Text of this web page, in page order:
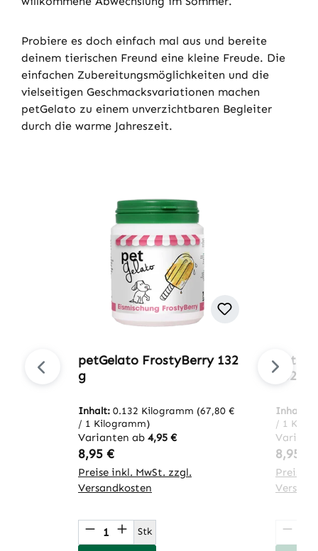
Probiere es doch einfach mal aus und bereite
deinem tierischen Freund eine kleine Freude. Die
einfachen Zubereitungsmöglichkeiten und die
vielseitigen Geschmacksvariationen machen
petGelato zu einem unverzichtbaren Begleiter
durch die warme Jahreszeit.
petGelato FrostyBerry 132
g
Inhalt: 0.132 Kilogramm (67,80 €
/ 1 Kilogramm)
Varianten ab 4,95 €
Regulärer Preis:
8,95 €
Preise inkl. MwSt. zzgl.
Versandkosten
Produkt Anzahl: Gib den
Stk
132 g
Inhalt:
/ 1
8,95 €
Preise